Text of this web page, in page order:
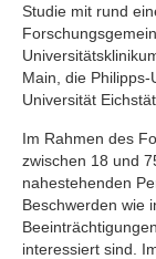
Studie mit rund
Main, die
Universität
Im Rahmen des
zwischen 18 und
nahestehenden
Beschwerden wie
interessiert sind.